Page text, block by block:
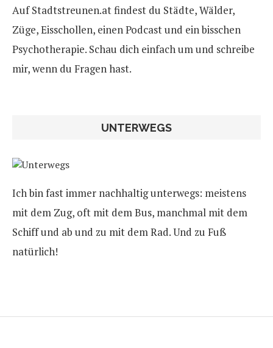
Auf Stadtstreunen.at findest du Städte, Wälder,
Züge, Eisschollen, einen Podcast und ein bisschen
Psychotherapie. Schau dich einfach um und schreibe
mir, wenn du Fragen hast.
UNTERWEGS
Ich bin fast immer nachhaltig unterwegs: meistens
mit dem Zug, oft mit dem Bus, manchmal mit dem
Schiff und ab und zu mit dem Rad. Und zu Fuß
natürlich!